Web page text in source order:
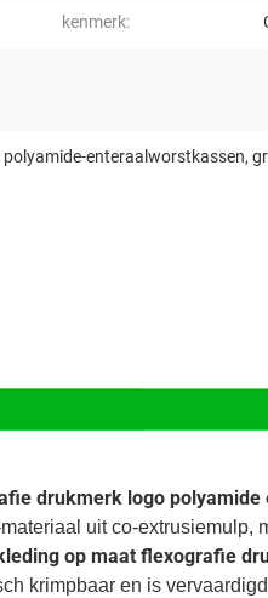
kenmerk:
polyamide-enteraalworstkassen,
drukmerk logo polyamide
uit co-extrusiemulp,
op maat flexografie
krimpbaar en is